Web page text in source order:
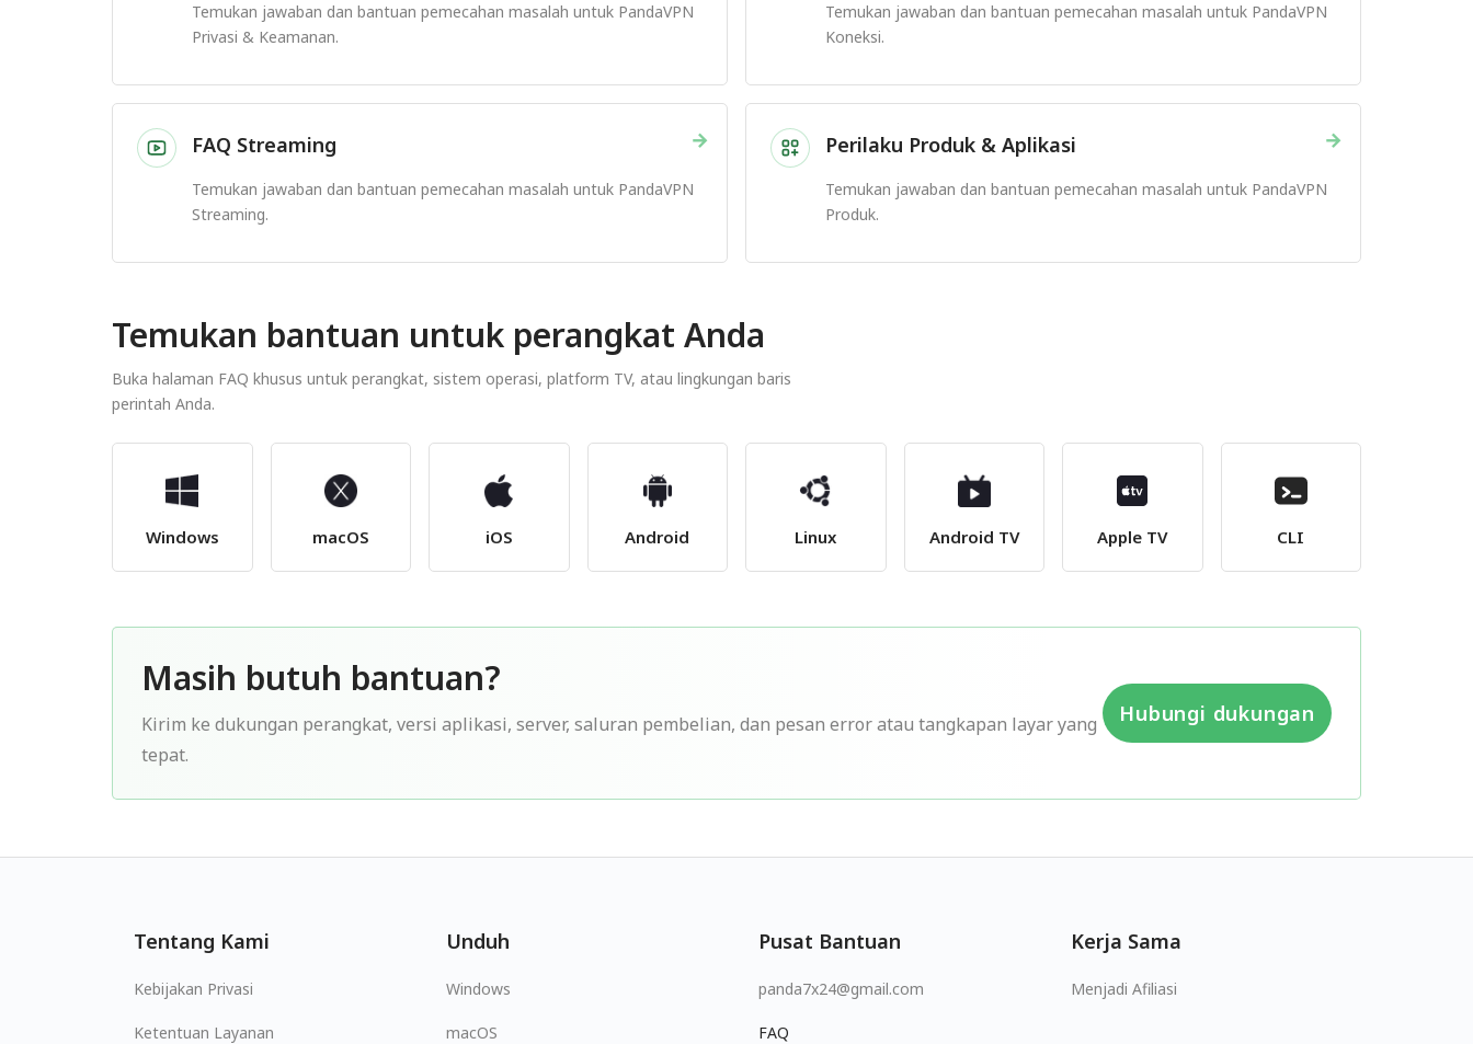
Temukan jawaban dan bantuan pemecahan masalah untuk PandaVPN
Privasi & Keamanan.
Temukan jawaban dan bantuan pemecahan masalah untuk PandaVPN
Koneksi.
→
FAQ Streaming
Temukan jawaban dan bantuan pemecahan masalah untuk PandaVPN
Streaming.
→
Perilaku Produk & Aplikasi
Temukan jawaban dan bantuan pemecahan masalah untuk PandaVPN
Produk.
Temukan bantuan untuk perangkat Anda
Buka halaman FAQ khusus untuk perangkat, sistem operasi, platform TV, atau lingkungan baris
perintah Anda.
Windows macOS iOS Android Linux Android TV Apple TV CLI
Masih butuh bantuan?
Kirim ke dukungan perangkat, versi aplikasi, server, saluran pembelian, dan pesan error atau tangkapan layar yang
tepat.
Hubungi dukungan
Tentang Kami
Kebijakan Privasi
Ketentuan Layanan
Unduh
Windows
macOS
Pusat Bantuan
panda7x24@gmail.com
FAQ
Kerja Sama
Menjadi Afiliasi